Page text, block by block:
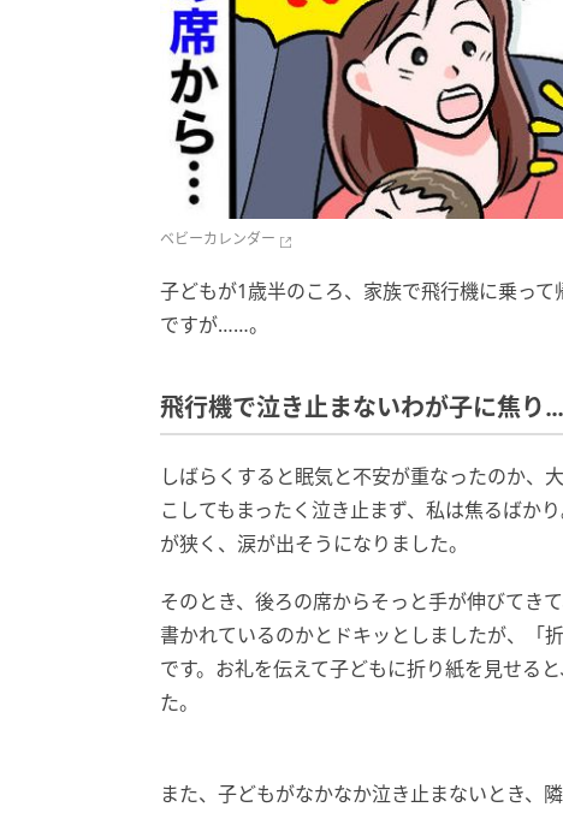
ベビーカレンダー
子どもが1歳半のころ、家族で飛行機に乗っ
ですが……。
飛行機で泣き止まないわが子に焦り…
しばらくすると眠気と不安が重なったのか、
こしてもまったく泣き止まず、私は焦るばか
が狭く、涙が出そうになりました。
そのとき、後ろの席からそっと手が伸びてき
書かれているのかとドキッとしましたが、「
です。お礼を伝えて子どもに折り紙を見せる
た。
また、子どもがなかなか泣き止まないとき、